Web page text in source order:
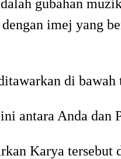
gubahan
imej yang
di bawah
antara Anda dan
Karya tersebut